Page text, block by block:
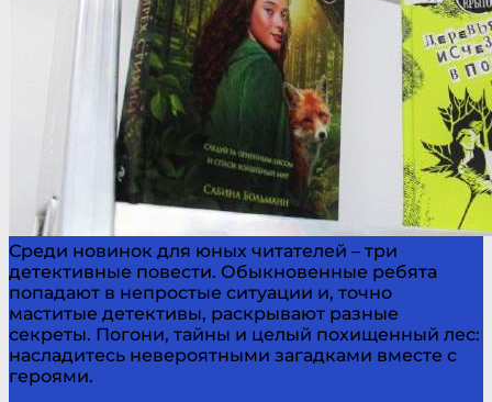
Среди новинок для юных читателей – три
детективные повести. Обыкновенные ребята
попадают в непростые ситуации и, точно
маститые детективы, раскрывают разные
секреты. Погони, тайны и целый похищенный лес:
насладитесь невероятными загадками вместе с
героями.